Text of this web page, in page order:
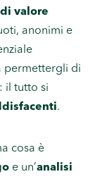
valore
anonimi e
permettergli di
il tutto si
.
cosa è
e un’analisi